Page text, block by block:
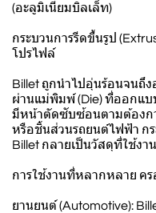
(อะลูมิเนียมบิลเล็ท)
กระบวนการรีดขึ้นรูป
โปรไฟล์
Billet ถูกนำไปอุ่นร้อนจนถึ
ผ่านแม่พิมพ์ (Die) ที่ออกแ
มีหน้าตัดซับซ้อนตามต้องกา
หรือชิ้นส่วนรถยนต์ไฟฟ้า ก
Billet กลายเป็นวัสดุที่ใช้งา
การใช้งานที่หลากหลาย ค
ยานยนต์ (Automotive):